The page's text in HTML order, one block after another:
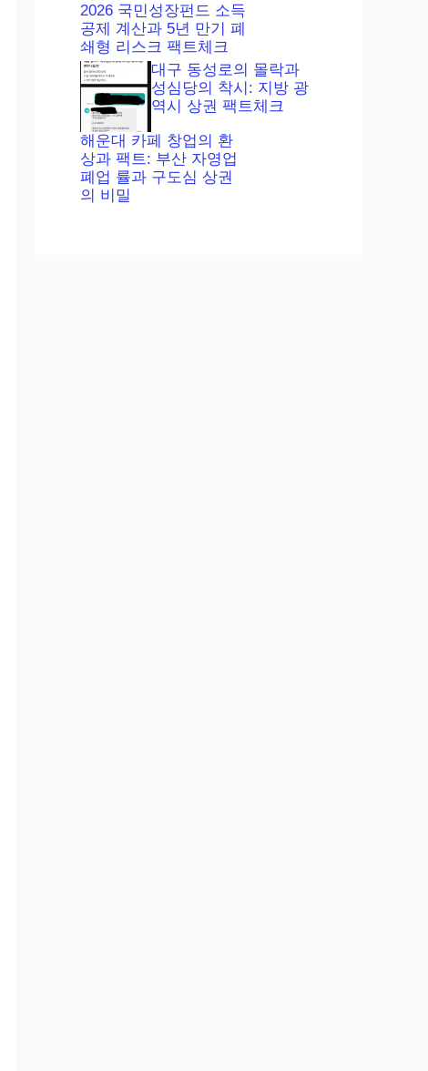
2026 국민성장펀드 소득
공제 계산과 5년 만기 폐
쇄형 리스크 팩트체크
대구 동성로의 몰락과
성심당의 착시: 지방 광
역시 상권 팩트체크
해운대 카페 창업의 환
상과 팩트: 부산 자영업
폐업 률과 구도심 상권
의 비밀